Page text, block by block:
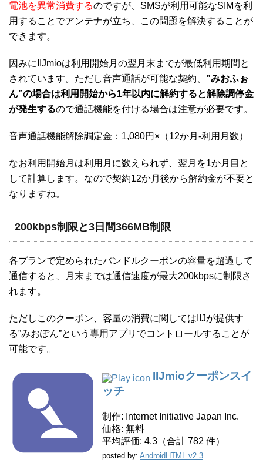
電池を異常消費するのですが、SMSが利用可能なSIMを利
用することでアンテナが立ち、この問題を解決することが
できます。
因みにIIJmioは利用開始月の翌月末までが最低利用期間と
されています。ただし音声通話が可能な契約、 ”みおふぉ
ん”の場合は利用開始から1年以内に解約すると解除調停金
が発生するので通話機能を付ける場合は注意が必要です。
音声通話機能解除調定金：1,080円×（12か月-利用月数）
なお利用開始月は利用月に数えられず、翌月を1か月目と
して計算します。なので契約12か月後から解約金が不要と
なりますね。
200kbps制限と3日間366MB制限
各プランで定められたバンドルクーポンの容量を超過して
通信すると、月末までは通信速度が最大200kbpsに制限さ
れます。
ただしこのクーポン、容量の消費に関してはIIJが提供す
る”みおぽん”という専用アプリでコントロールすることが
可能です。
IIJmioクーポンスイ
ッチ
制作: Internet Initiative Japan Inc.
価格: 無料
平均評価: 4.3（合計 782 件）
posted by: AndroidHTML v2.3